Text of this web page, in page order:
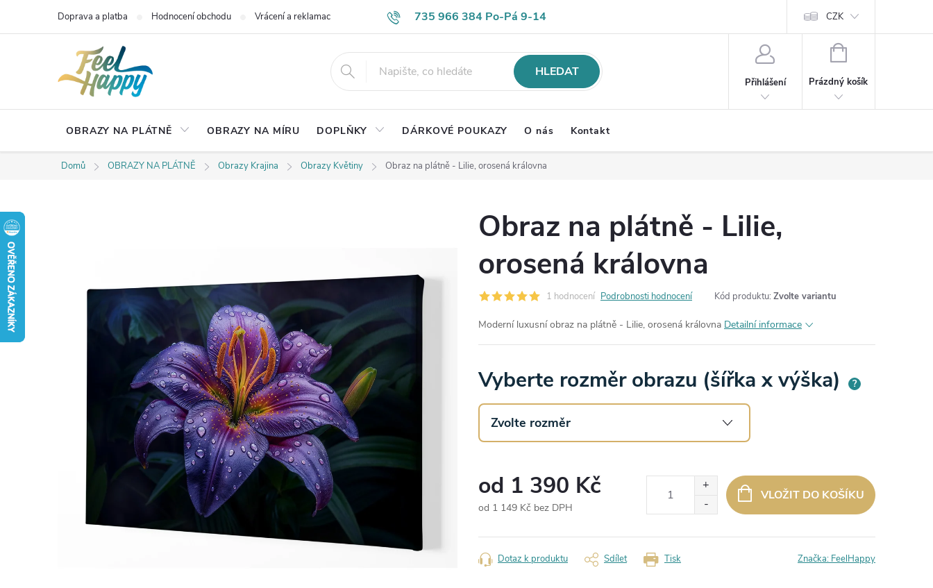
735 966 384 Po-Pá 9-14
Doprava a platba Hodnocení obchodu Vrácení a reklamace Časté otázky Obch. podmínky Ochrana os. údajů Kontakt
CZK
HLEDAT
Přihlášení
NÁKUPNÍ
Prázdný košík
OBRAZY NA PLÁTNĚ OBRAZY NA MÍRU DOPLŇKY DÁRKOVÉ POUKAZY O nás Kontakt
Domů OBRAZY NA PLÁTNĚ Obrazy Krajina Obrazy Květiny Obraz na plátně - Lilie, orosená královna
Obraz na plátně - Lilie,
orosená královna
1 hodnocení Podrobnosti hodnocení Kód produktu: Zvolte variantu
Moderní luxusní obraz na plátně - Lilie, orosená královna Detailní informace
Vyberte rozměr obrazu (šířka x výška) ?
od 1 390 Kč
od 1 149 Kč bez DPH
cena:
VLOŽIT DO KOŠÍKU
Tisk
Dotaz k produktu Sdílet Značka: FeelHappy